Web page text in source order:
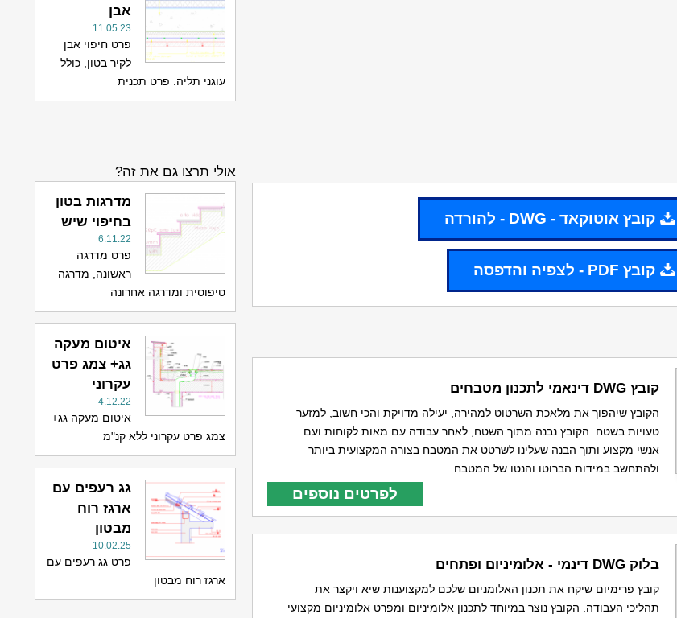
קובץ אוטוקאד - DWG - להורדה
קובץ PDF - לצפיה והדפסה
קובץ DWG דינאמי לתכנון מטבחים
הקובץ שיהפוך את מלאכת השרטוט למהירה, יעילה מדויקת והכי חשוב, למזער
טעויות בשטח. הקובץ נבנה מתוך השטח, לאחר עבודה עם מאות לקוחות ועם
אנשי מקצוע ותוך הבנה שעלינו לשרטט את המטבח בצורה המקצועית ביותר
ולהתחשב במידות הברוטו והנטו של המטבח.
לפרטים נוספים
בלוק DWG דינמי - אלומיניום ופתחים
קובץ פרימיום שיקח את תכנון האלומניום שלכם למקצוענות שיא ויקצר את
תהליכי העבודה. הקובץ נוצר במיוחד לתכנון אלומיניום ומפרט אלומיניום מקצועי
אבן
11.05.23
פרט חיפוי אבן
לקיר בטון, כולל
עוגני תליה. פרט תכנית
אולי תרצו גם את זה?
מדרגות בטון
בחיפוי שיש
6.11.22
פרט מדרגה
ראשונה, מדרגה
טיפוסית ומדרגה אחרונה
איטום מעקה
גג+ צמג פרט
עקרוני
4.12.22
איטום מעקה גג+
צמג פרט עקרוני ללא קנ"מ
גג רעפים עם
ארגז רוח
מבטון
10.02.25
פרט גג רעפים עם
ארגז רוח מבטון